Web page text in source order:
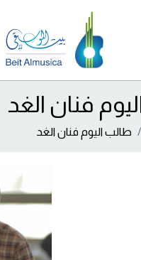
فنان الغد
طالب اليوم فنان الغد